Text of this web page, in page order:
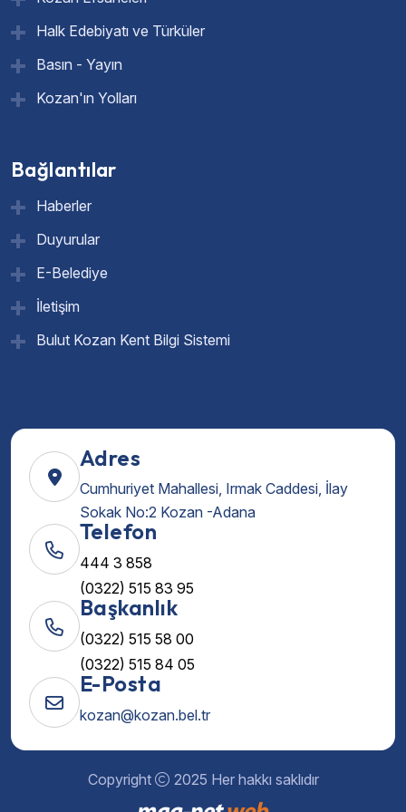
Halk Edebiyatı ve Türküler
Basın - Yayın
Kozan'ın Yolları
Bağlantılar
Haberler
Duyurular
E-Belediye
İletişim
Bulut Kozan Kent Bilgi Sistemi
Adres
Cumhuriyet Mahallesi, Irmak Caddesi, İlay
Sokak No:2 Kozan -Adana
Telefon
444 3 858
(0322) 515 83 95
Başkanlık
(0322) 515 58 00
(0322) 515 84 05
E-Posta
kozan@kozan.bel.tr
Copyright 2025 Her hakkı saklıdır